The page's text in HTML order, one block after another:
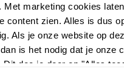
Met marketing cookies
content zien. Alles is dus
Als je onze website op
is het nodig dat je onze
Dit doe je door op "Alles